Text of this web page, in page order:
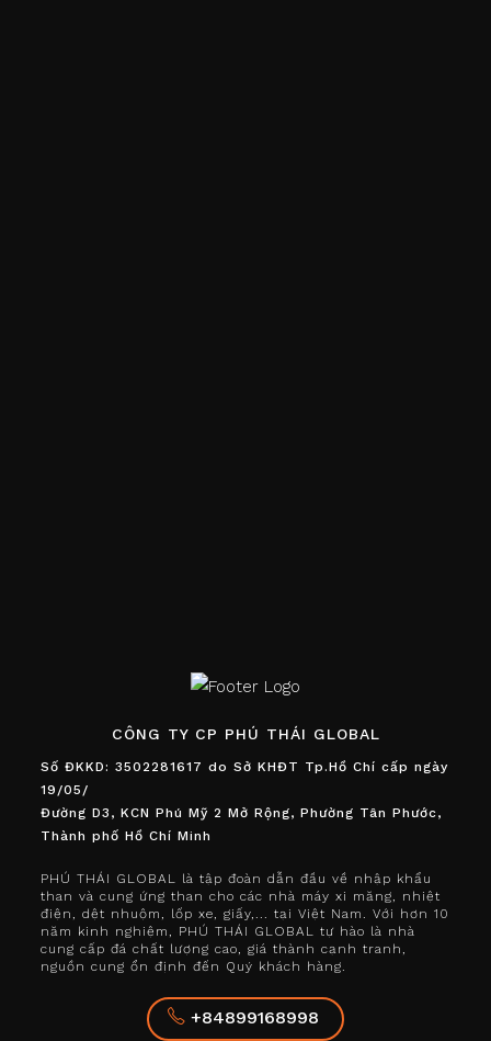
CÔNG TY CP PHÚ THÁI GLOBAL
Số ĐKKD: 3502281617 do Sở KHĐT Tp.Hồ Chí cấp ngày
19/05/
Đường D3, KCN Phú Mỹ 2 Mở Rộng, Phường Tân Phước,
Thành phố Hồ Chí Minh
PHÚ THÁI GLOBAL là tập đoàn dẫn đầu về nhập khẩu
than và cung ứng than cho các nhà máy xi măng, nhiệt
điện, dệt nhuộm, lốp xe, giấy,... tại Việt Nam. Với hơn 10
năm kinh nghiệm, PHÚ THÁI GLOBAL tự hào là nhà
cung cấp đá chất lượng cao, giá thành cạnh tranh,
nguồn cung ổn định đến Quý khách hàng.
+84899168998